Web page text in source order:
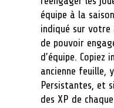
équipe à la
indiqué sur votre
de pouvoir
d’équipe.
ancienne feuille,
Persistantes, et
des XP de